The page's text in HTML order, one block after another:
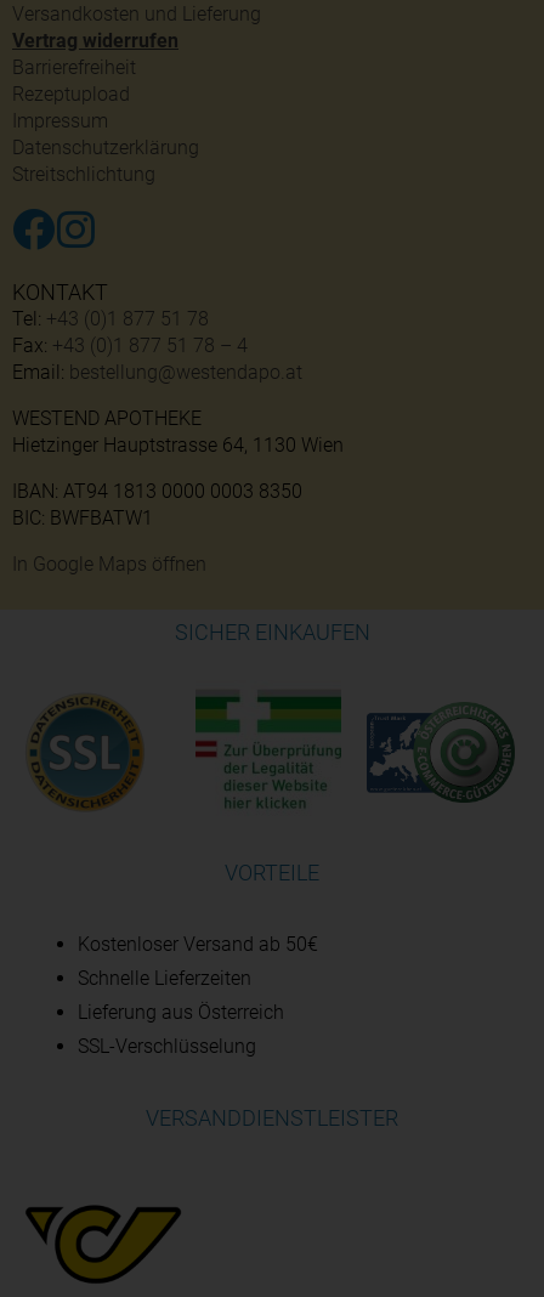
Versandkosten und Lieferung
Vertrag widerrufen
Barrierefreiheit
Rezeptupload
Impressum
Datenschutzerklärung
Streitschlichtung
KONTAKT
Tel: +43 (0)1 877 51 78
Fax: +43 (0)1 877 51 78 – 4
Email: bestellung@westendapo.at
WESTEND APOTHEKE
Hietzinger Hauptstrasse 64, 1130 Wien
IBAN: AT94 1813 0000 0003 8350
BIC: BWFBATW1
In Google Maps öffnen
SICHER EINKAUFEN
VORTEILE
Kostenloser Versand ab 50€
Schnelle Lieferzeiten
Lieferung aus Österreich
SSL-Verschlüsselung
VERSANDDIENSTLEISTER